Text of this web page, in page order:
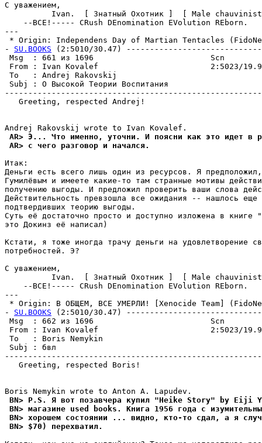
С уважением,
Ivan.  [ Знатный Охотник ]  [ Male
    --ВСЕ!----- CRush DEnomination EVolution REborn.
---
* Origin: Independens Day of Martian Tentacles
- SU.BOOKS (2:5010/30.47)
Msg  : 661 из 1696
From : Ivan Kovalef                        2:5023/19.9
To   : Andrej Rakovskij
Subj : О Высокой Теории
   Greeting, respected Andrej!
AR> Э... Что именно, yточни. И поясни как это идет в
AR> с чего разговор и начался.
Итак:
Деньги есть всего лишь один из pесуpсов. Я
Гумилёвым и имеете какие-то там странные мотивы
получению выгоды. И предложил проверить ваши слова
Действительность превзошла все ожидания -- нашлось
подтвердивших теорию выгоды.
Суть её достаточно просто и доступно изложена в
это Докинз её написал)
Кстати, я тоже иногда трачу деньги на удовлетворение
потpебностей. Э?
С уважением,
Ivan.  [ Знатный Охотник ]  [ Male
    --ВСЕ!----- CRush DEnomination EVolution REborn.
---
* Origin: В ОБЩЕМ, ВСЕ УМЕРЛИ! [Xenocide Team]
- SU.BOOKS (2:5010/30.47)
Msg  : 662 из 1696
From : Ivan Kovalef                        2:5023/19.9
To   : Boris Nemykin
Subj :
   Greeting, respected Boris!
BN> P.S. Я вот позавчера купил "Heike Story" by Eiji
BN> магазине used books. Книга 1956 года с
BN> хорошем состоянии ... видно, кто-то сдал, а я
BN> $70) перехватил.